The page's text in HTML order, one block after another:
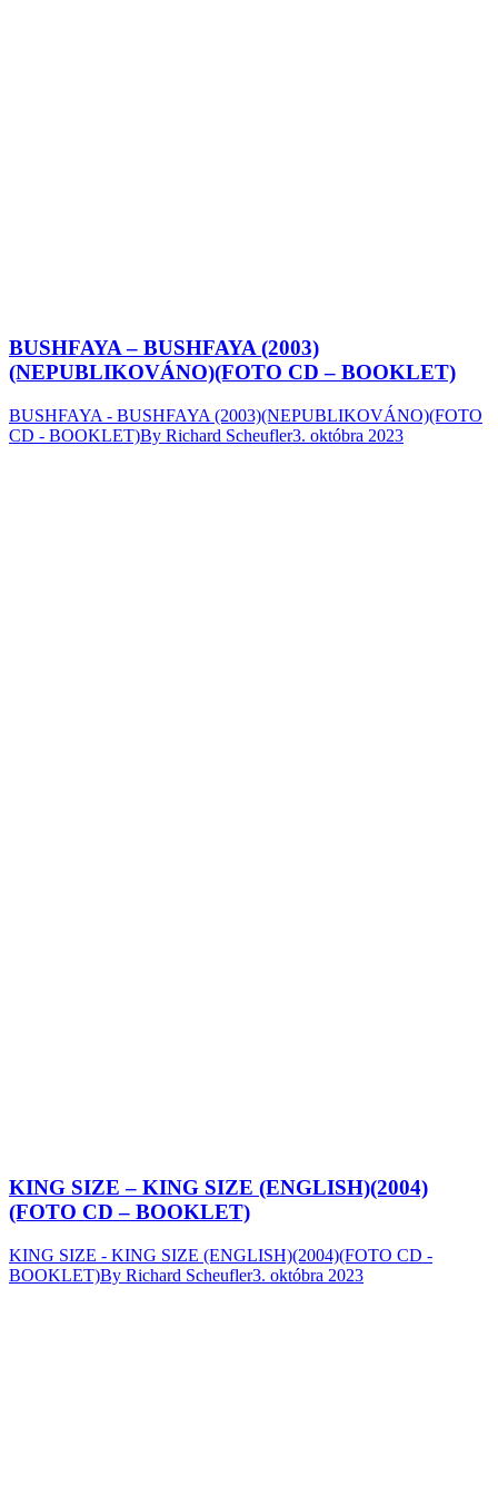
BUSHFAYA – BUSHFAYA (2003)
(NEPUBLIKOVÁNO)(FOTO CD – BOOKLET)
BUSHFAYA - BUSHFAYA (2003)(NEPUBLIKOVÁNO)(FOTO
CD - BOOKLET)By Richard Scheufler3. októbra 2023
KING SIZE – KING SIZE (ENGLISH)(2004)
(FOTO CD – BOOKLET)
KING SIZE - KING SIZE (ENGLISH)(2004)(FOTO CD -
BOOKLET)By Richard Scheufler3. októbra 2023